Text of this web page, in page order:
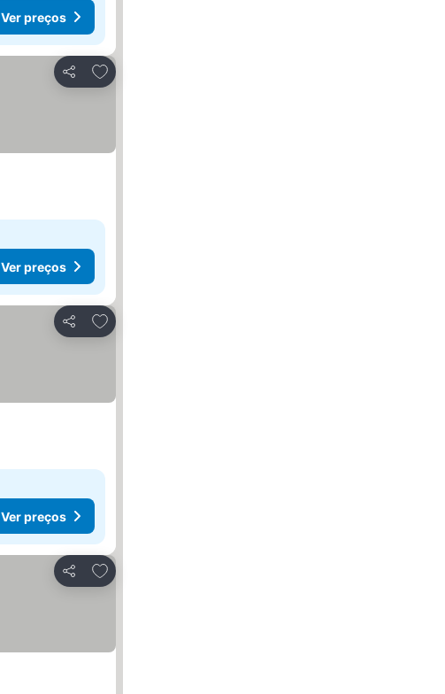
Ver preços
Partilhar
Adicionar aos favoritos
Ver preços
Partilhar
Adicionar aos favoritos
Ver preços
Partilhar
Adicionar aos favoritos